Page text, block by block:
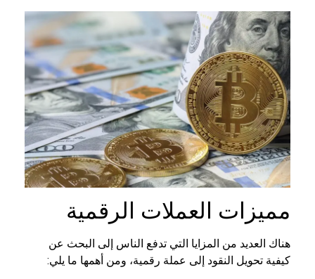
مميزات العملات الرقمية
هناك العديد من المزايا التي تدفع الناس إلى البحث عن
كيفية تحويل النقود إلى عملة رقمية، ومن أهمها ما يلي: